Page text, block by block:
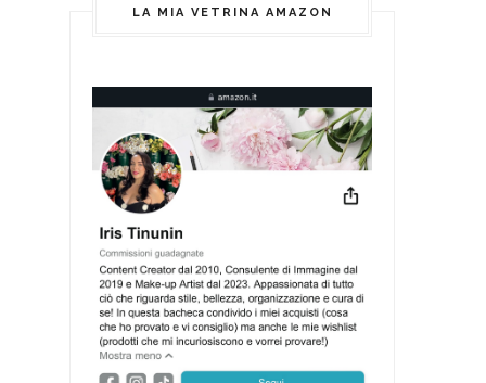
LA MIA VETRINA AMAZON